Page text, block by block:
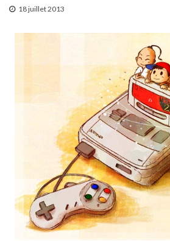
18 juillet 2013